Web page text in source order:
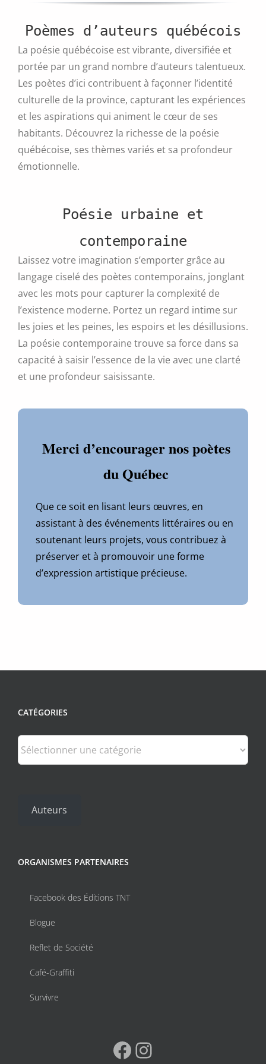
plusieurs
Les
options
peuvent
être
choisies
sur
la
page
du
produit
Poèmes d’auteurs québécois
La poésie québécoise est vibrante, diversifiée et
portée par un grand nombre d’auteurs talentueux.
Les poètes d’ici contribuent à façonner l’identité
culturelle de la province, capturant les expériences
et les aspirations qui animent le cœur de ses
habitants. Découvrez la richesse de la poésie
québécoise, ses thèmes variés et sa profondeur
émotionnelle.
Poésie urbaine et
contemporaine
Laissez votre imagination s’emporter grâce au
langage ciselé des poètes contemporains, jonglant
avec les mots pour capturer la complexité de
l’existence moderne. Portez un regard intime sur
les joies et les peines, les espoirs et les désillusions.
La poésie contemporaine trouve sa force dans sa
capacité à saisir l’essence de la vie avec une clarté
et une profondeur saisissante.
Merci d’encourager nos poètes
du Québec
Que ce soit en lisant leurs œuvres, en
assistant à des événements littéraires ou en
soutenant leurs projets, vous contribuez à
préserver et à promouvoir une forme
d’expression artistique précieuse.
CATÉGORIES
Catégories
Auteurs
ORGANISMES PARTENAIRES
Facebook des Éditions TNT
Blogue
Reflet de Société
Café-Graffiti
Survivre
Facebook